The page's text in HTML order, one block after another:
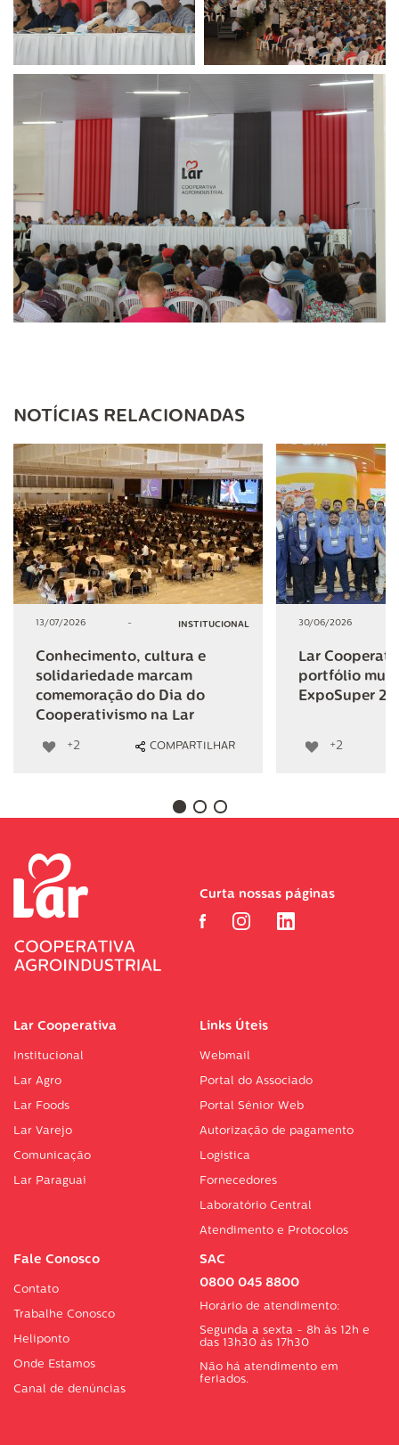
NOTÍCIAS RELACIONADAS
13/07/2026 - INSTITUCIONAL
Conhecimento, cultura e
solidariedade marcam
comemoração do Dia do
Cooperativismo na Lar
+2 COMPARTILHAR
30/06/2026
Lar
portfólio
ExpoSuper
+2
Lar Cooperativa
Institucional
Lar Agro
Lar Foods
Lar Varejo
Comunicação
Lar Paraguai
Links Úteis
Webmail
Portal do Associado
Portal Sénior Web
Autorização de pagamento
Logística
Fornecedores
Laboratório Central
Atendimento e Protocolos
Fale Conosco
Contato
Trabalhe Conosco
Heliponto
Onde Estamos
Canal de denúncias
SAC
0800 045 8800
Horário de atendimento:
Segunda a sexta - 8h às 12h e
das 13h30 às 17h30
Não há atendimento em
feriados.
Curta nossas páginas